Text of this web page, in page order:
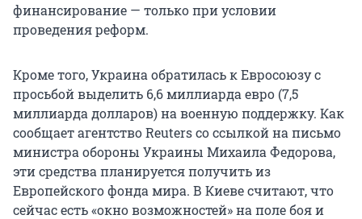
финансирование — только при условии
проведения реформ.
Кроме того, Украина обратилась к Евросоюзу с
просьбой выделить 6,6 миллиарда евро (7,5
миллиарда долларов) на военную поддержку. Как
сообщает агентство Reuters со ссылкой на письмо
министра обороны Украины Михаила Федорова,
эти средства планируется получить из
Европейского фонда мира. В Киеве считают, что
сейчас есть «окно возможностей» на поле боя и